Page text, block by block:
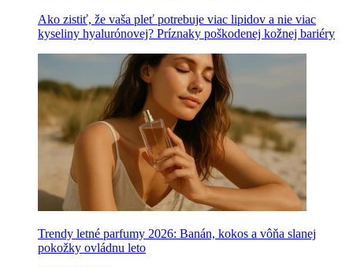
Ako zistiť, že vaša pleť potrebuje viac lipidov a nie viac
kyseliny hyalurónovej? Príznaky poškodenej kožnej bariéry
Trendy letné parfumy 2026: Banán, kokos a vôňa slanej
pokožky ovládnu leto